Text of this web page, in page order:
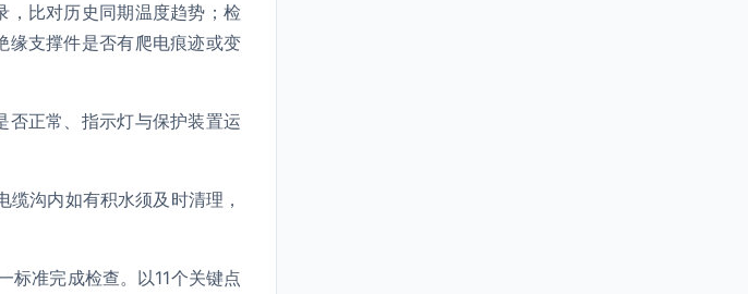
，比对历史同期温度趋势；检
缘支撑件是否有爬电痕迹或变
否正常、指示灯与保护装置运
沟内如有积水须及时清理，
标准完成检查。以11个关键点